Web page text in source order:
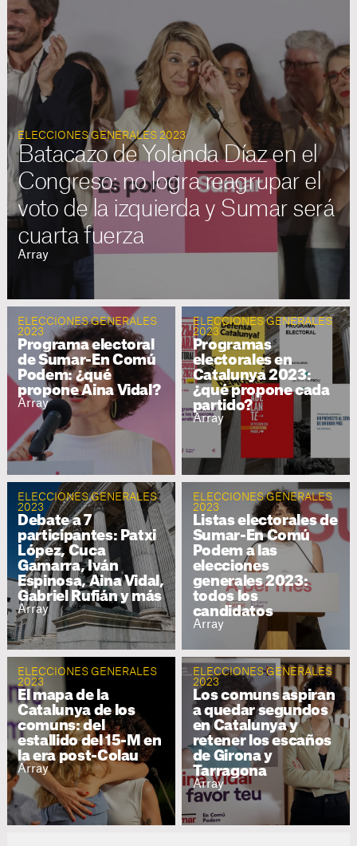
ELECCIONES GENERALES 2023
Batacazo de Yolanda Díaz en el
Congreso: no logra reagrupar el
voto de la izquierda y Sumar será
cuarta fuerza
Array
ELECCIONES GENERALES
2023
Programa electoral
de Sumar-En Comú
Podem: ¿qué
propone Aina Vidal?
Array
ELECCIONES GENERALES
2023
Programas
electorales en
Catalunya 2023:
¿qué propone cada
partido?
Array
ELECCIONES GENERALES
2023
Debate a 7
participantes: Patxi
López, Cuca
Gamarra, Iván
Espinosa, Aina Vidal,
Gabriel Rufián y más
Array
ELECCIONES GENERALES
2023
Listas electorales de
Sumar-En Comú
Podem a las
elecciones
generales 2023:
todos los
candidatos
Array
ELECCIONES GENERALES
2023
El mapa de la
Catalunya de los
comuns: del
estallido del 15-M en
la era post-Colau
Array
ELECCIONES GENERALES
2023
Los comuns aspiran
a quedar segundos
en Catalunya y
retener los escaños
de Girona y
Tarragona
Array